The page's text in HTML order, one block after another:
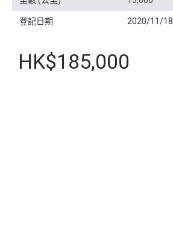
登記日期 2020/11/18
HK$185,000